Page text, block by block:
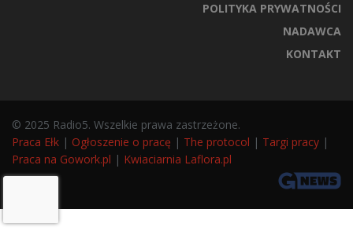
POLITYKA PRYWATNOŚCI
NADAWCA
KONTAKT
© 2025 Radio5. Wszelkie prawa zastrzeżone.
Praca Ełk | Ogłoszenie o pracę | The protocol | Targi pracy |
Praca na Gowork.pl | Kwiaciarnia Laflora.pl